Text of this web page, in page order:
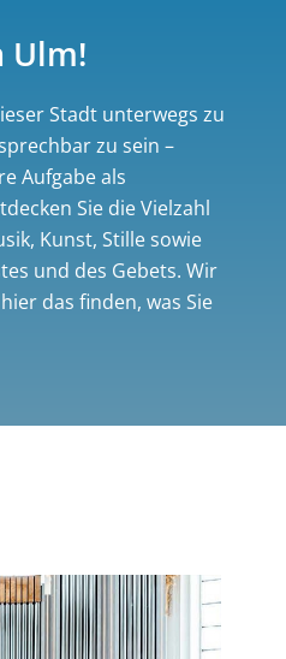
Ulm!
Stadt unterwegs zu
zu sein –
Aufgabe als
Sie die Vielzahl
Kunst, Stille sowie
und des Gebets. Wir
das finden, was Sie